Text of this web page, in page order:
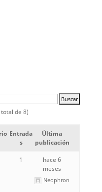
de 8)
Entrada
s
Última
publicación
1
hace 6
meses
Neophron